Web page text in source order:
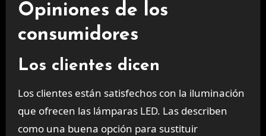
Opiniones de los
consumidores
Los clientes dicen
Los clientes están satisfechos con la iluminación
que ofrecen las lámparas LED. Las describen
como una buena opción para sustituir